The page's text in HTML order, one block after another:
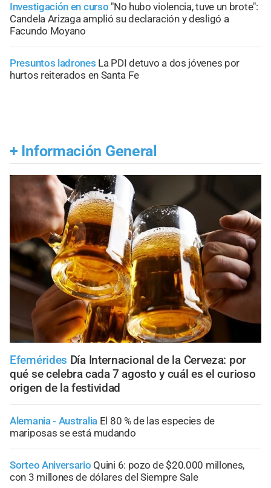
Investigación en curso "No hubo violencia, tuve un brote":
Candela Arizaga amplió su declaración y desligó a
Facundo Moyano
Presuntos ladrones La PDI detuvo a dos jóvenes por
hurtos reiterados en Santa Fe
+ Información General
Efemérides Día Internacional de la Cerveza: por
qué se celebra cada 7 agosto y cuál es el curioso
origen de la festividad
Alemania - Australia El 80 % de las especies de
mariposas se está mudando
Sorteo Aniversario Quini 6: pozo de $20.000 millones,
con 3 millones de dólares del Siempre Sale